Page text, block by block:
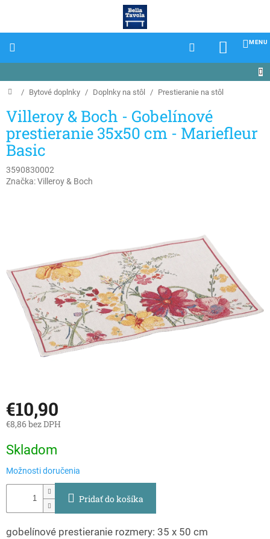
Domov
/ Bytové doplnky / Doplnky na stôl / Prestieranie na stôl
Villeroy & Boch - Gobelínové
prestieranie 35x50 cm - Mariefleur
Basic
3590830002
Značka:Villeroy & Boch
€10,90
€8,86 bez DPH
cena:
Skladom
Možnosti doručenia
Pridať do košíka
gobelínové prestieranie rozmery: 35 x 50 cm